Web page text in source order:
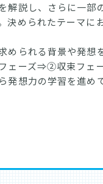
解説し、さらに一部
決められたテーマに
められる背景や発想
ェーズ⇒②収束フェー
想力の学習を進め